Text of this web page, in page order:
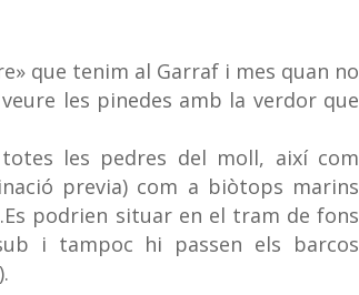
que tenim al Garraf i mes quan no
les pinedes amb la verdor que
les pedres del moll, així com
previa) com a biòtops marins
podrien situar en el tram de fons
i tampoc hi passen els barcos